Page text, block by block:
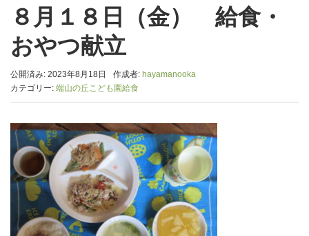
８月１８日（金） 給食・
おやつ献立
公開済み: 2023年8月18日 作成者: hayamanooka
カテゴリー: 端山の丘こども園給食